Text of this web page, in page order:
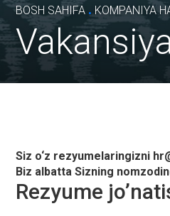
BOSH SAHIFA . KOMPANIYA
Siz o‘z rezyumelaringizni
Biz albatta Sizning
Rezyume